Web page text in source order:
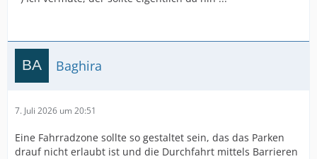
Baghira
7. Juli 2026 um 20:51
Eine Fahrradzone sollte so gestaltet sein, das das Parken
drauf nicht erlaubt ist und die Durchfahrt mittels Barrieren